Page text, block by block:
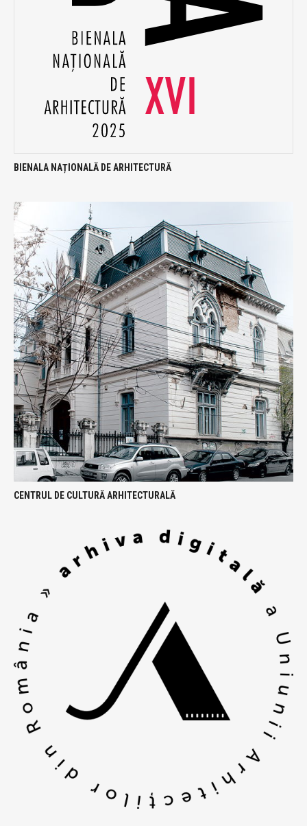
BIENALA NAȚIONALĂ DE ARHITECTURĂ
CENTRUL DE CULTURĂ ARHITECTURALĂ